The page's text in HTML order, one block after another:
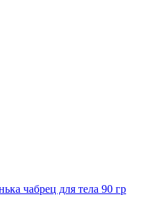
чабрец для тела 90 гр